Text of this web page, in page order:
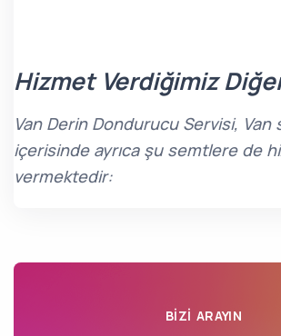
Hizmet Verdiğimiz
Van Derin Dondurucu Servisi, Van
içerisinde ayrıca şu semtlere de
vermektedir:
BIZI ARAYIN